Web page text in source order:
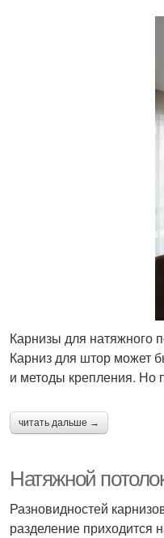
Карниз для натяжных
Карнизы для натяжного
Карниз для штор может
и методы крепления. Но
читать дальше →
Натяжной
Разновидностей
разделение приходится